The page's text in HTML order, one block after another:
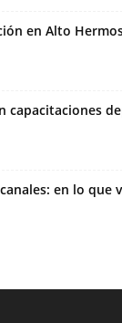
en Alto
capacitaciones
en lo que